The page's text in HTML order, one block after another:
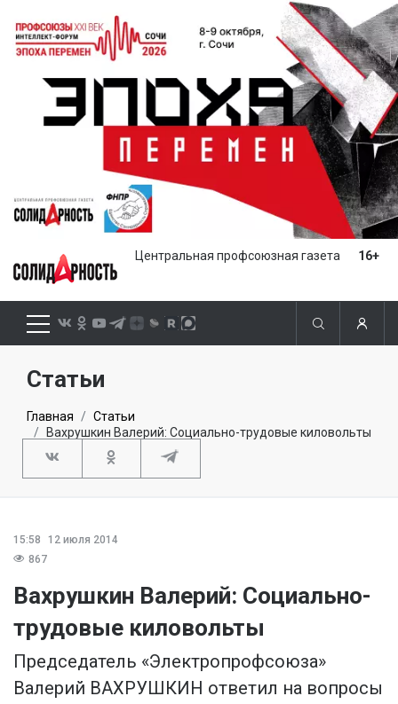
Центральная профсоюзная газета 16+
Статьи
Главная
Статьи
Вахрушкин Валерий: Социально-трудовые киловольты
15:58
12 июля 2014
867
Вахрушкин Валерий: Социально-
трудовые киловольты
Председатель «Электропрофсоюза»
Валерий ВАХРУШКИН ответил на вопросы